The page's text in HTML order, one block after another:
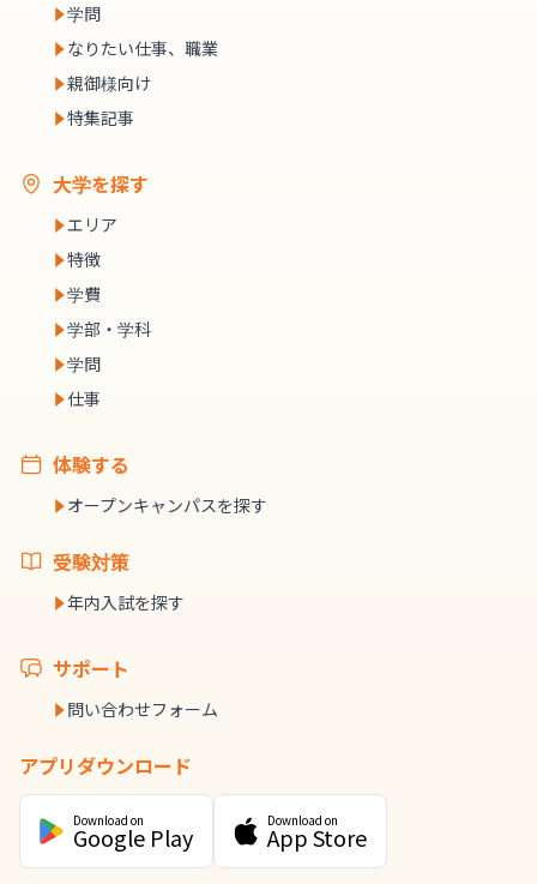
学問
なりたい仕事、職業
親御様向け
特集記事
大学を探す
エリア
特徴
学費
学部・学科
学問
仕事
体験する
オープンキャンパスを探す
受験対策
年内入試を探す
サポート
問い合わせフォーム
アプリダウンロード
Download on
Google Play
Download on
App Store